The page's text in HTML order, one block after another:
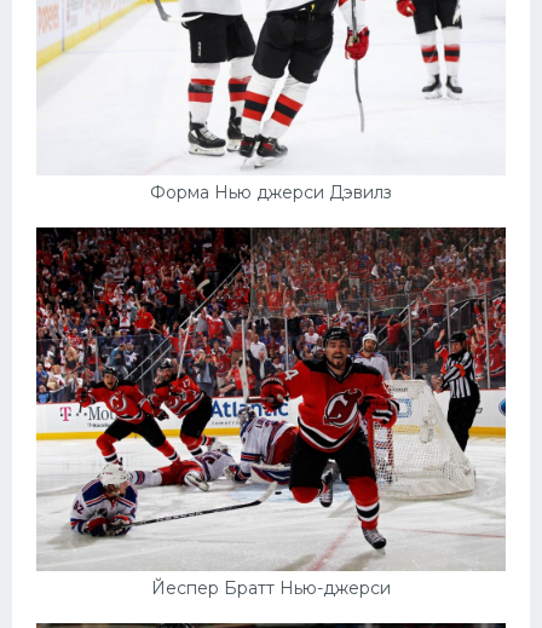
Форма Нью джерси Дэвилз
Йеспер Братт Нью-джерси